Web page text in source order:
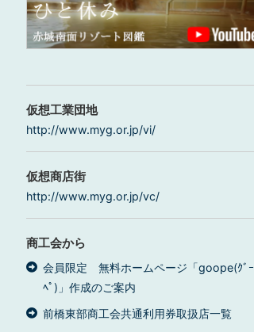
仮想工業団地
http://www.myg.or.jp/vi/
仮想商店街
http://www.myg.or.jp/vc/
商工会から
会員限定 無料ホームページ「goope(ｸﾞｰ
ﾍﾟ)」作成のご案内
前橋東部商工会共通利用券取扱店一覧